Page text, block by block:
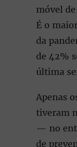
móvel
É o
da
de 42%
última
Apenas
tiveram
— no
de